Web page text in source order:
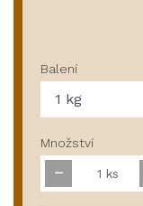
Balení
Množství
ks